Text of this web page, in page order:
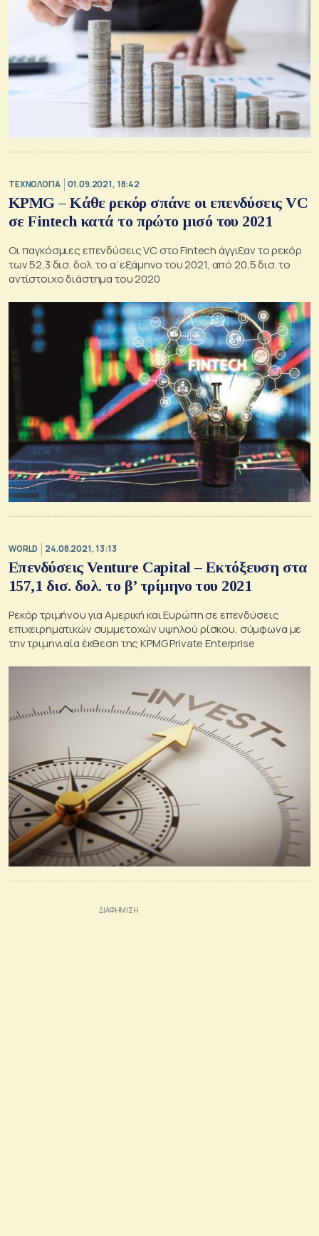
ΤΕΧΝΟΛΟΓΙΑ 01.09.2021, 18:42
KPMG – Κάθε ρεκόρ σπάνε οι επενδύσεις VC
σε Fintech κατά το πρώτο μισό του 2021
Οι παγκόσμιες επενδύσεις VC στο Fintech άγγιξαν το ρεκόρ
των 52,3 δισ. δολ. το α’ εξάμηνο του 2021, από 20,5 δισ. το
αντίστοιχο διάστημα του 2020
WORLD 24.08.2021, 13:13
Επενδύσεις Venture Capital – Εκτόξευση στα
157,1 δισ. δολ. το β’ τρίμηνο του 2021
Ρεκόρ τριμήνου για Αμερική και Ευρώπη σε επενδύσεις
επιχειρηματικών συμμετοχών υψηλού ρίσκου, σύμφωνα με
την τριμηνιαία έκθεση της KPMG Private Enterprise